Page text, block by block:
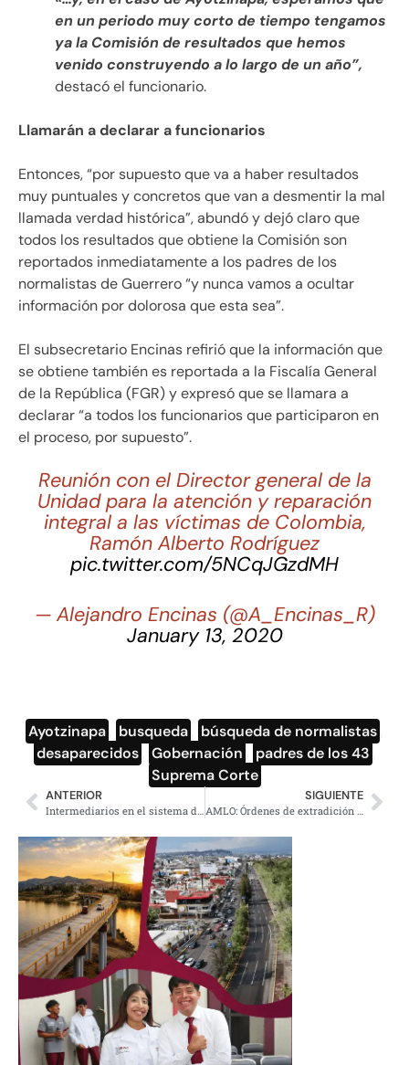
en un periodo muy corto de tiempo tengamos
ya la Comisión de resultados que hemos
venido construyendo a lo largo de un año”,
destacó el funcionario.
Llamarán a declarar a funcionarios
Entonces, “por supuesto que va a haber resultados
muy puntuales y concretos que van a desmentir la mal
llamada verdad histórica”, abundó y dejó claro que
todos los resultados que obtiene la Comisión son
reportados inmediatamente a los padres de los
normalistas de Guerrero “y nunca vamos a ocultar
información por dolorosa que esta sea”.
El subsecretario Encinas refirió que la información que
se obtiene también es reportada a la Fiscalía General
de la República (FGR) y expresó que se llamara a
declarar “a todos los funcionarios que participaron en
el proceso, por supuesto”.
Reunión con el Director general de la
Unidad para la atención y reparación
integral a las víctimas de Colombia,
Ramón Alberto Rodríguez
pic.twitter.com/5NCqJGzdMH
— Alejandro Encinas (@A_Encinas_R)
January 13, 2020
Ayotzinapa busqueda búsqueda de normalistas
desaparecidos
Gobernación padres de los 43
Suprema Corte
ANTERIOR SIGUIENTE